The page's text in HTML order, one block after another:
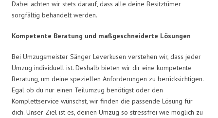
Dabei achten wir stets darauf, dass alle deine Besitztümer
sorgfältig behandelt werden.
Kompetente Beratung und maßgeschneiderte Lösungen
Bei Umzugsmeister Sänger Leverkusen verstehen wir, dass jeder
Umzug individuell ist. Deshalb bieten wir dir eine kompetente
Beratung, um deine speziellen Anforderungen zu berücksichtigen.
Egal ob du nur einen Teilumzug benötigst oder den
Komplettservice wünschst, wir finden die passende Lösung für
dich. Unser Ziel ist es, deinen Umzug so stressfrei wie möglich zu